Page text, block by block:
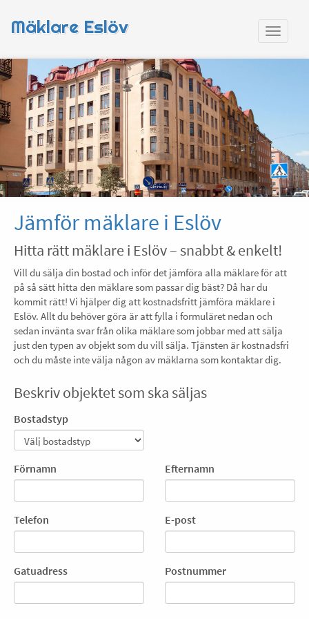
Mäklare Eslöv
Jämför mäklare i Eslöv
Hitta rätt mäklare i Eslöv – snabbt & enkelt!
Vill du sälja din bostad och inför det jämföra alla mäklare för att
på så sätt hitta den mäklare som passar dig bäst? Då har du
kommit rätt! Vi hjälper dig att kostnadsfritt jämföra mäklare i
Eslöv. Allt du behöver göra är att fylla i formuläret nedan och
sedan invänta svar från olika mäklare som jobbar med att sälja
just den typen av objekt som du vill sälja. Tjänsten är kostnadsfri
och du måste inte välja någon av mäklarna som kontaktar dig.
Beskriv objektet som ska säljas
Bostadstyp
Förnamn Efternamn
Telefon E-post
Gatuadress Postnummer